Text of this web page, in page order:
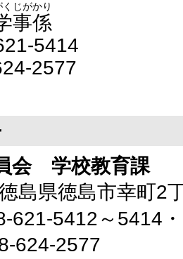
事係
くじがかり
5414
2577
会 学校教育課
島県徳島市幸町2
621-5412～5414
624-2577